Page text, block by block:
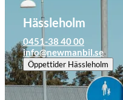
Hässleholm
0451-38 40 00
info@newmanbil.se
Öppettider Hässleholm